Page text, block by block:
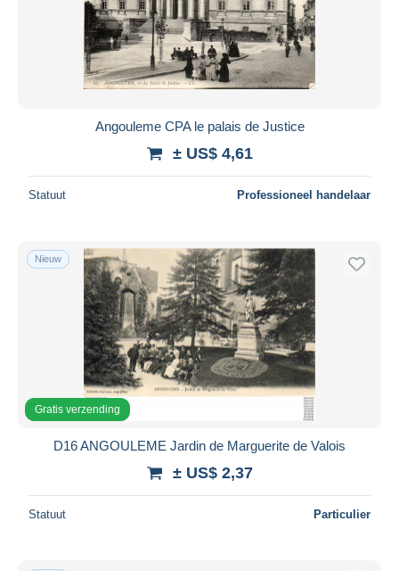
Angouleme CPA le palais de Justice
± US$ 4,61
Statuut Professioneel handelaar
Nieuw
Gratis verzending
D16 ANGOULEME Jardin de Marguerite de Valois
± US$ 2,37
Statuut Particulier